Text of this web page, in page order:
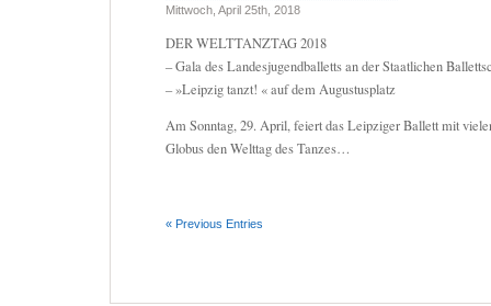
Mittwoch, April 25th, 2018
DER WELTTANZTAG 2018
– Gala des Landesjugendballetts an der Staatlichen
– »Leipzig tanzt! « auf dem Augustusplatz
Am Sonntag, 29. April, feiert das Leipziger Ballett mit
Globus den Welttag des Tanzes…
« Previous Entries